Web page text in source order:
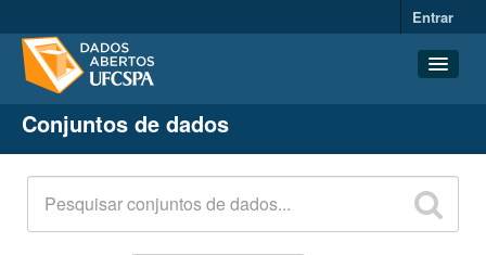
Entrar
Conjuntos de dados
Organizações
Grupos
Sobre
Conjuntos de dados